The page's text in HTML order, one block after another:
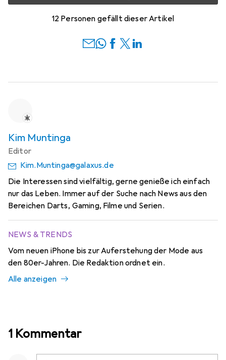
12 Personen gefällt dieser Artikel
Kim Muntinga
Editor
Kim.Muntinga@galaxus.de
Die Interessen sind vielfältig, gerne genieße ich einfach
nur das Leben. Immer auf der Suche nach News aus den
Bereichen Darts, Gaming, Filme und Serien.
NEWS & TRENDS
Vom neuen iPhone bis zur Auferstehung der Mode aus
den 80er-Jahren. Die Redaktion ordnet ein.
Alle anzeigen
1 Kommentar